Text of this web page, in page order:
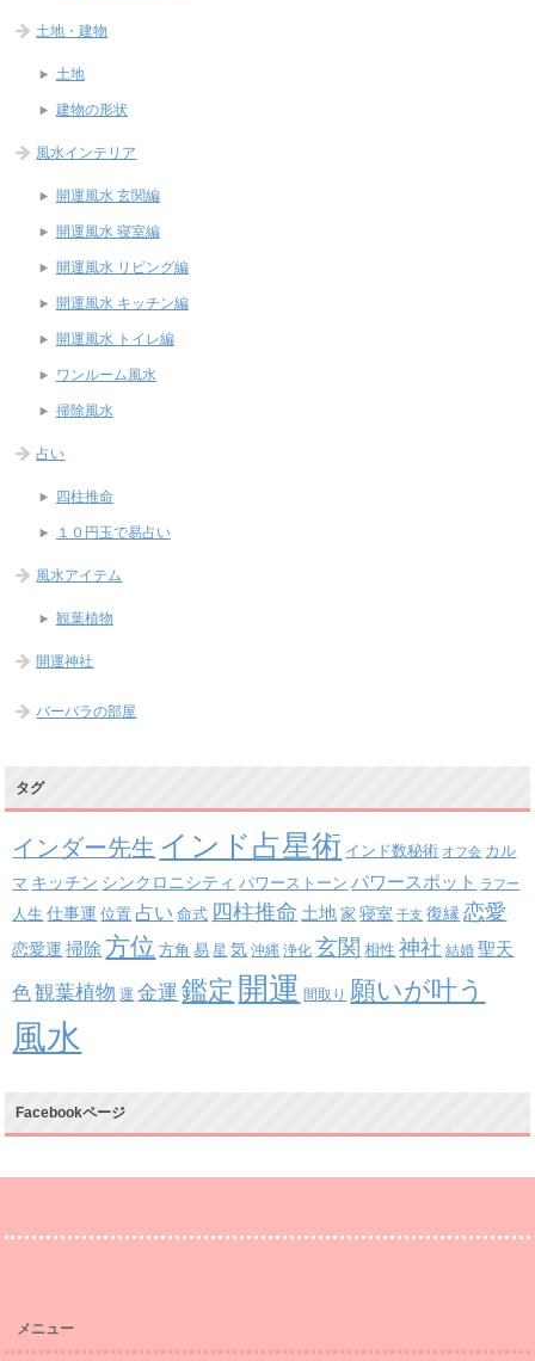
土地・建物
土地
建物の形状
風水インテリア
開運風水 玄関編
開運風水 寝室編
開運風水 リビング編
開運風水 キッチン編
開運風水 トイレ編
ワンルーム風水
掃除風水
占い
四柱推命
１０円玉で易占い
風水アイテム
観葉植物
開運神社
バーバラの部屋
タグ
インダー先生 インド占星術 インド数秘術 オフ会 カル
マ キッチン シンクロニシティ パワーストーン パワースポット ラフー
人生 仕事運 位置 占い 命式 四柱推命 土地 家 寝室 干支 復縁 恋愛
恋愛運 掃除 方位 方角 易 星 気 沖縄 浄化 玄関 相性 神社 結婚 聖天
色 観葉植物 運 金運 鑑定 開運 間取り 願いが叶う
風水
Facebookページ
メニュー